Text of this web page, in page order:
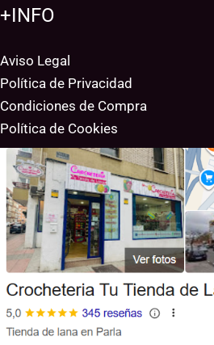
+INFO
Aviso Legal
Política de Privacidad
Condiciones de Compra
Política de Cookies